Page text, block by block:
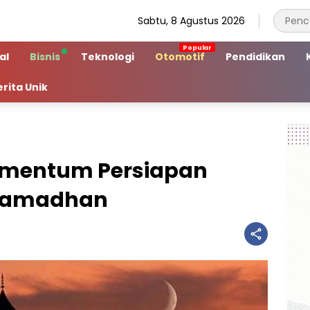
Sabtu, 8 Agustus 2026
Bisnis Teknologi Otomotif Pendidikan
Unik
Persiapan